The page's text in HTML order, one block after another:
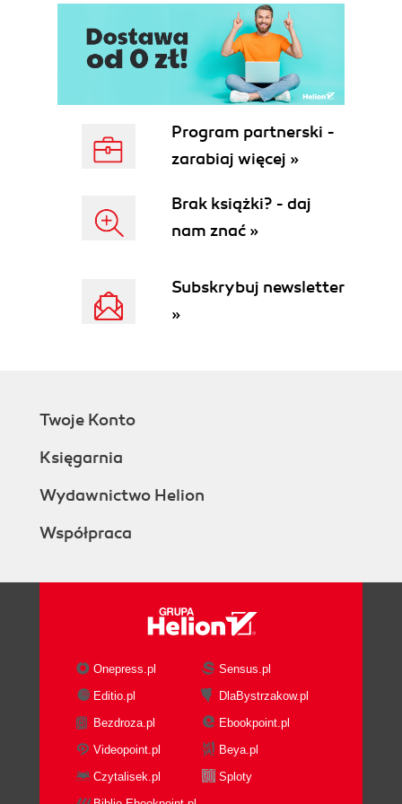
Program partnerski -
zarabiaj więcej »
Brak książki? - daj
nam znać »
Subskrybuj newsletter
»
Twoje Konto
Księgarnia
Wydawnictwo Helion
Współpraca
Onepress.pl
Sensus.pl
Editio.pl
DlaBystrzakow.pl
Bezdroza.pl
Ebookpoint.pl
Videopoint.pl
Beya.pl
Czytalisek.pl
Sploty